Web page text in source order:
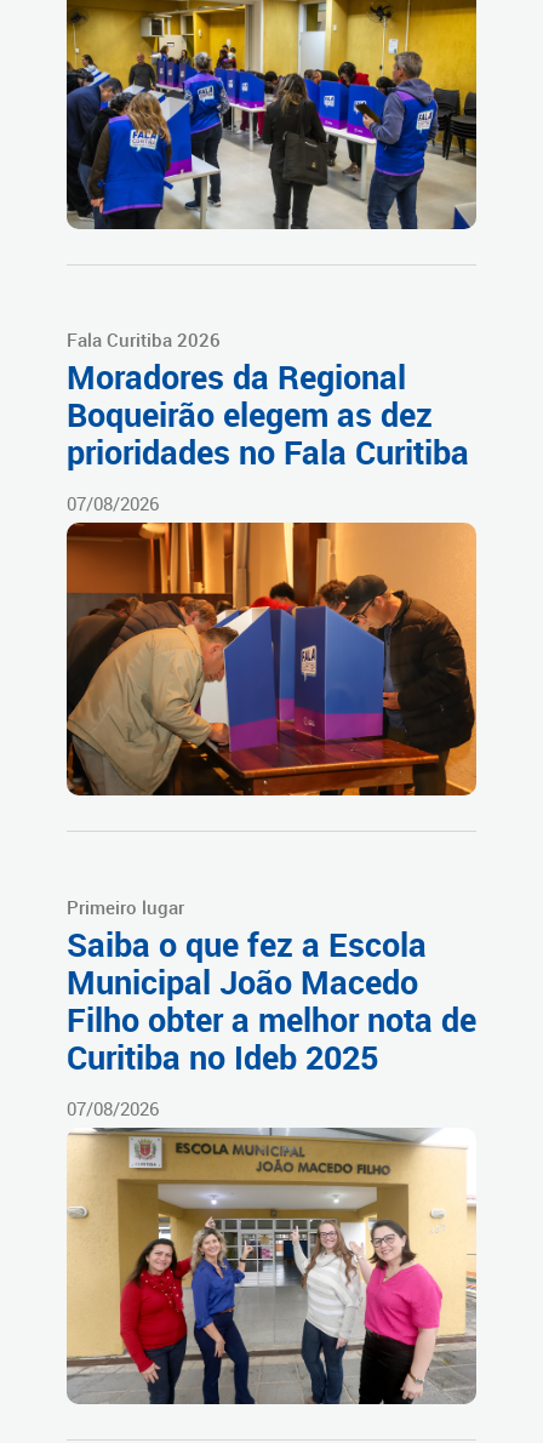
Fala Curitiba 2026
Moradores da Regional
Boqueirão elegem as dez
prioridades no Fala Curitiba
07/08/2026
Primeiro lugar
Saiba o que fez a Escola
Municipal João Macedo
Filho obter a melhor nota de
Curitiba no Ideb 2025
07/08/2026